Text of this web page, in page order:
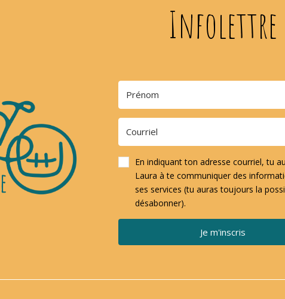
Infolettre
En indiquant ton adresse courriel, tu
Laura à te communiquer des
ses services (tu auras toujours la
désabonner).
Je m'inscris